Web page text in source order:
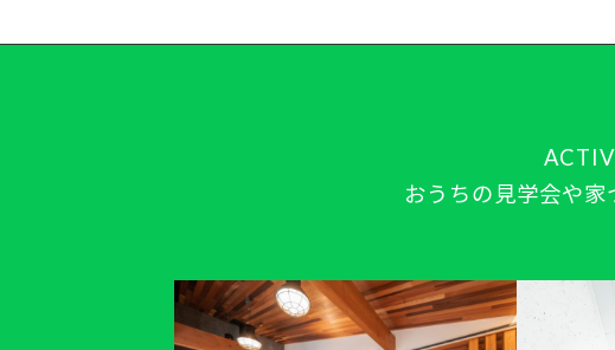
おうちの見学会や家